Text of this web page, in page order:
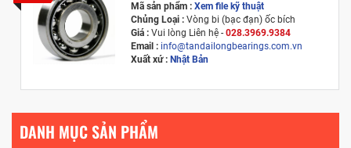
Mã sản phẩm : Xem file kỹ thuật
Chủng Loại : Vòng bi (bạc đạn) ốc bích
Giá :Vui lòng Liên hệ - 028.3969.9384
Email : info@tandailongbearings.com.vn
Xuất xứ : Nhật Bản
DANH MỤC SẢN PHẨM